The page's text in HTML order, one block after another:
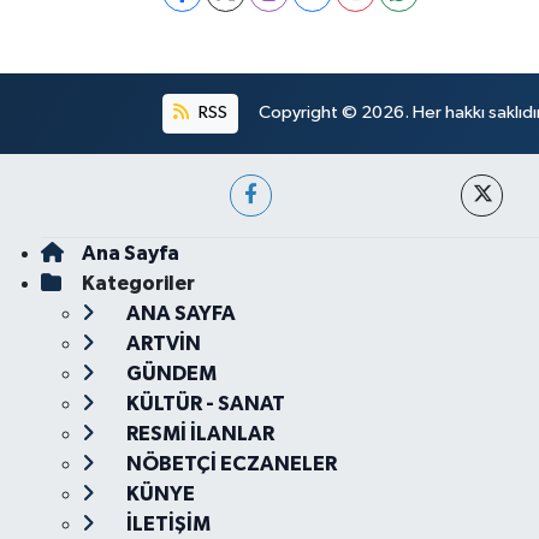
RSS Copyright © 2026. Her hakkı
Ana Sayfa
Kategoriler
ANA SAYFA
ARTVİN
GÜNDEM
KÜLTÜR - SANAT
RESMİ İLANLAR
NÖBETÇİ ECZANELER
KÜNYE
İLETİŞİM